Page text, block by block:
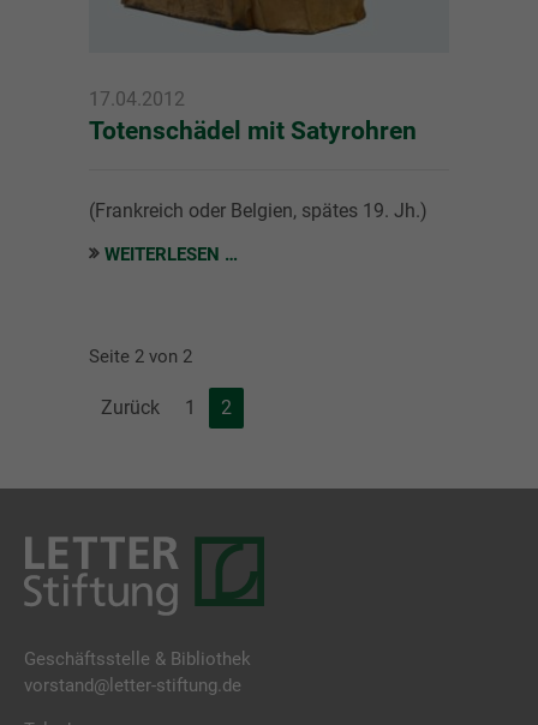
17.04.2012
Totenschädel mit Satyrohren
(Frankreich oder Belgien, spätes 19. Jh.)
WEITERLESEN …
Seite 2 von 2
Zurück 1 2
Geschäftsstelle & Bibliothek
vorstand@letter-stiftung.de